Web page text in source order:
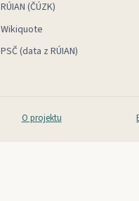
RÚIAN (ČÚZK)
Wikiquote
PSČ (data z RÚIAN)
O projektu